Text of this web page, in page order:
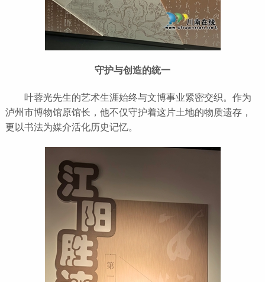
守护与创造的统一
叶蓉光先生的艺术生涯始终与文博事业紧密交织。作为
泸州市博物馆原馆长，他不仅守护着这片土地的物质遗存，
更以书法为媒介活化历史记忆。